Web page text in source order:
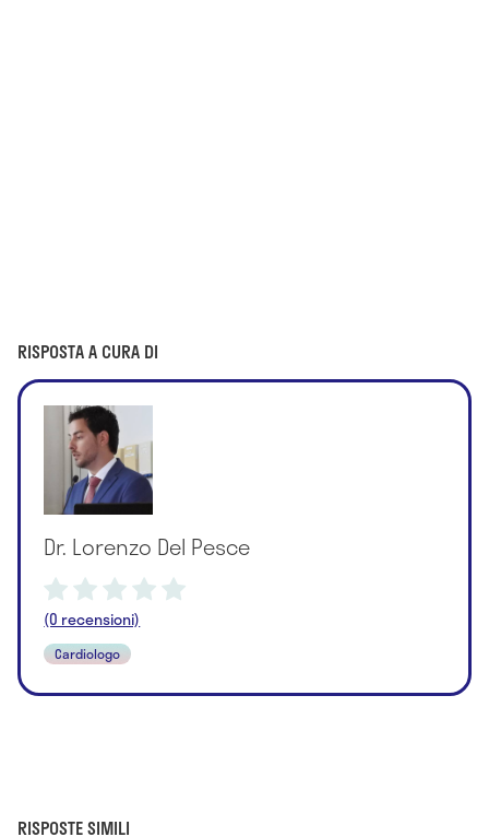
RISPOSTA A CURA DI
Dr. Lorenzo Del Pesce
(0 recensioni)
Cardiologo
RISPOSTE SIMILI